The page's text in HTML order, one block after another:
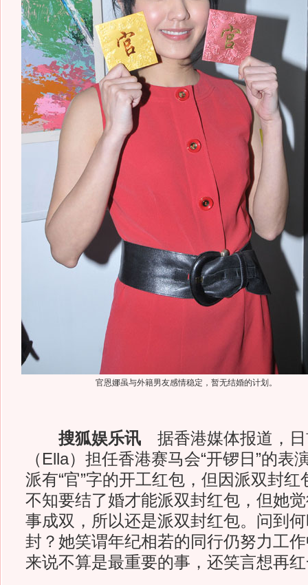
官恩娜虽与外籍男友感情稳定，暂无结婚的计划。
搜狐娱乐讯据香港媒体报道，日
（Ella）担任香港赛马会“开锣日”的表
派有“官”字的开工红包，但因派双封
不知要结了婚才能派双封红包，但她
事成双，所以还是派双封红包。问到
封？她笑谓年纪相若的同行仍努力工
来说不算是最重要的事，还笑言想再